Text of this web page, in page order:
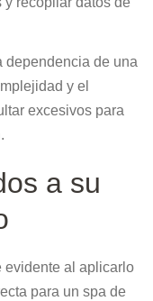
dependencia de una
y el
excesivos para
a su
evidente al aplicarlo
para un spa de